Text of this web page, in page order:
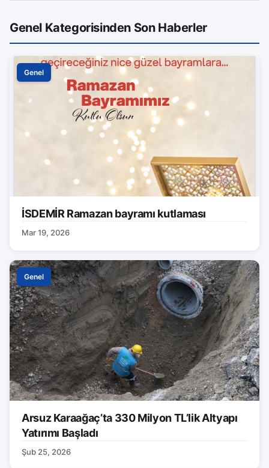
Genel Kategorisinden Son Haberler
Genel
İSDEMİR Ramazan bayramı kutlaması
Mar 19, 2026
Genel
Arsuz Karaağaç’ta 330 Milyon TL’lik Altyapı
Yatırımı Başladı
Şub 25, 2026